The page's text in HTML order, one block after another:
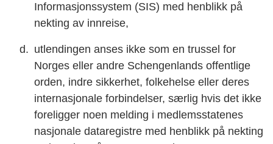
Informasjonssystem (SIS) med henblikk på
nekting av innreise,
utlendingen anses ikke som en trussel for
Norges eller andre Schengenlands offentlige
orden, indre sikkerhet, folkehelse eller deres
internasjonale forbindelser, særlig hvis det ikke
foreligger noen melding i medlemsstatenes
nasjonale dataregistre med henblikk på nekting